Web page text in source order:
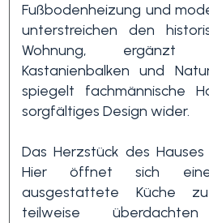
Fußbodenheizung und
unterstreichen den
Wohnung, ergänzt
Kastanienbalken und
spiegelt fachmännische
sorgfältiges Design wider.
Das Herzstück des
Hier öffnet sich
ausgestattete Küche
teilweise
3+
Optionen
Mehrfachauswahl